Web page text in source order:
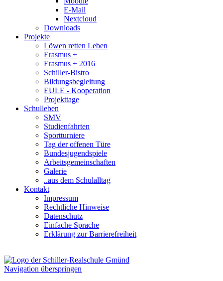
E-Mail
Nextcloud
Downloads
Projekte
Löwen retten Leben
Erasmus +
Erasmus + 2016
Schiller-Bistro
Bildungsbegleitung
EULE - Kooperation
Projekttage
Schulleben
SMV
Studienfahrten
Sportturniere
Tag der offenen Türe
Bundesjugendspiele
Arbeitsgemeinschaften
Galerie
..aus dem Schulalltag
Kontakt
Impressum
Rechtliche Hinweise
Datenschutz
Einfache Sprache
Erklärung zur Barrierefreiheit
Navigation überspringen